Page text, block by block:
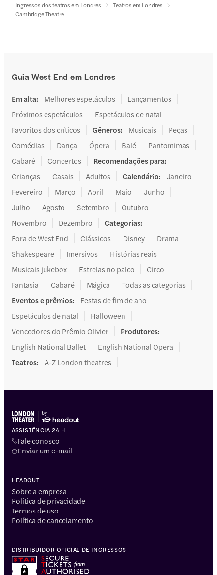
Ingressos dos teatros em Londres
Teatros em Londres
Cambridge Theatre
Guia West End em Londres
Em alta: Melhores espetáculos
Lançamentos
Próximos espetáculos
Espetáculos de natal
Favoritos dos críticos
Gêneros: Musicais
Peças
Comédias
Dança Ópera Balé
Pantomimas
Cabaré
Concertos Recomendações para:
Crianças
Casais Adultos Calendário:
Janeiro
Fevereiro
Março Abril Maio
Junho
Julho
Agosto Setembro
Outubro
Novembro
Dezembro Categorias:
Fora de West End
Clássicos Disney
Drama
Shakespeare
Imersivos
Histórias reais
Musicais jukebox
Estrelas no palco
Circo
Fantasia
Cabaré Mágica
Todas as categorias
Eventos e prêmios:
Festas de fim de ano
Espetáculos de natal
Halloween
Vencedores do Prêmio Olivier
Produtores:
English National Ballet
English National Opera
Teatros: A-Z London theatres
ASSISTÊNCIA 24 H
Fale conosco
Enviar um e-mail
HEADOUT
Sobre a empresa
Política de privacidade
Termos de uso
Política de cancelamento
DISTRIBUIDOR OFICIAL DE INGRESSOS